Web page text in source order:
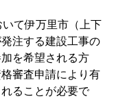
て伊万里市（上下
注する建設工事の
を希望される方
審査申請により有
ることが必要で